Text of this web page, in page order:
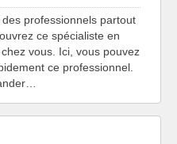
professionnels partout
ce spécialiste en
vous. Ici, vous pouvez
ce professionnel.